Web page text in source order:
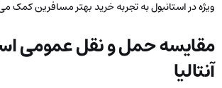
ویژه در استانبول به تجربه خرید بهتر مسافرین کمک
مقایسه حمل و نقل عمومی
آنتالیا